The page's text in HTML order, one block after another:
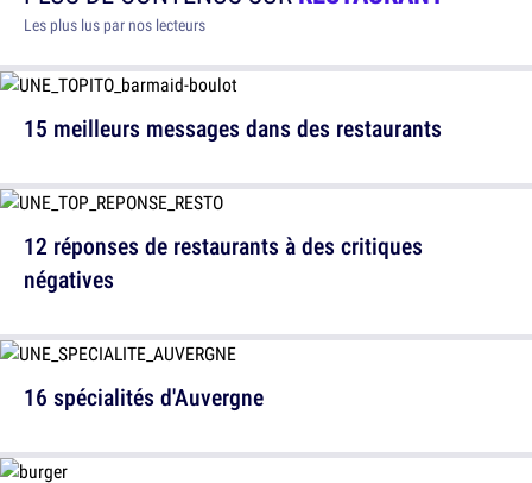
Les plus lus par nos lecteurs
15 meilleurs messages dans des restaurants
16 spécialités d'Auvergne
12 réponses de restaurants à des critiques
négatives